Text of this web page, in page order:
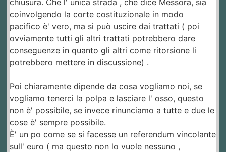
coinvolgendo la corte costituzionale in modo
pacifico è' vero, ma si può uscire dai trattati ( poi
ovviamente tutti gli altri trattati potrebbero dare
conseguenze in quanto gli altri come ritorsione li
potrebbero mettere in discussione) .
Poi chiaramente dipende da cosa vogliamo noi, se
vogliamo tenerci la polpa e lasciare l' osso, questo
non è' possibile, se invece rinunciamo a tutte e due le
cose è' sempre possibile.
È' un po come se si facesse un referendum vincolante
sull' euro ( ma questo non lo vuole nessuno ,